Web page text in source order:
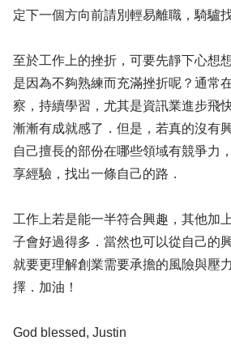
定下一個方向前請別輕易離職，騎驢
至於工作上的挫折，可要先靜下心想
是因為不夠熟練而充滿挫折呢？通常
察，持續學習，尤其是資訊業進步飛
漸漸有成就感了．但是，若真的沒有
自己擅長的部份在哪些領域有競爭力
享經驗，找出一條自己的路．
工作上若是能一半符合興趣，其他加
子會好過得多．當然也可以從自己的
就要更理解創業需要承擔的風險與壓
擇．加油！
God blessed, Justin